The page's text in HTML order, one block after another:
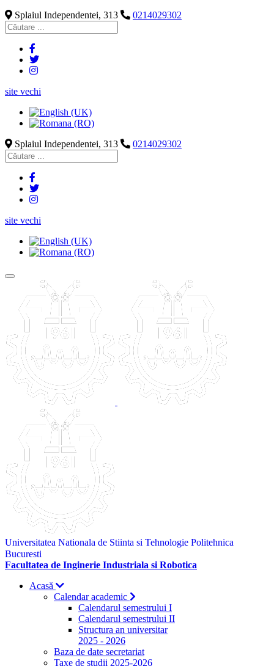
Splaiul Independentei, 313
0214029302
site vechi
Splaiul Independentei, 313 0214029302
site vechi
Universitatea Nationala de Stiinta si Tehnologie Politehnica
Bucuresti
Facultatea de Inginerie Industriala si Robotica
Acasă
Calendar academic
Calendarul semestrului I
Calendarul semestrului II
Structura an universitar
2025 - 2026
Baza de date secretariat
Taxe de studii 2025-2026